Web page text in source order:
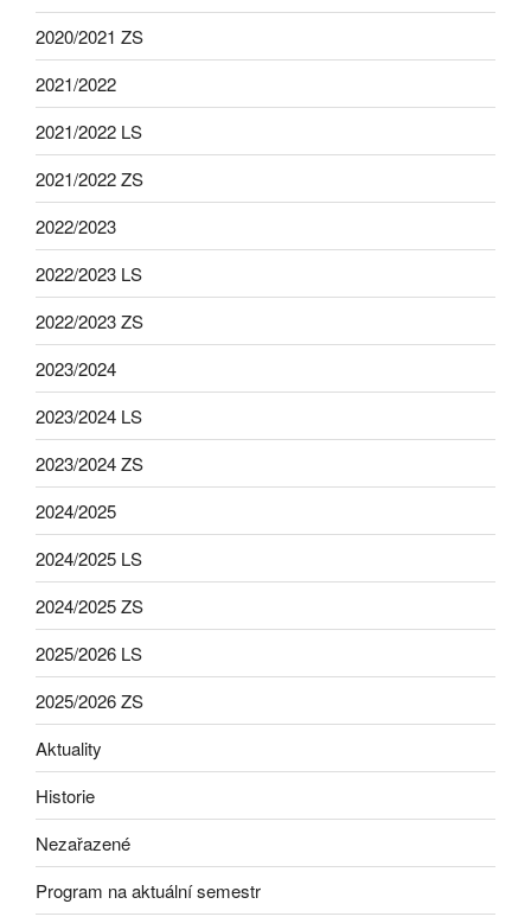
2020/2021 ZS
2021/2022
2021/2022 LS
2021/2022 ZS
2022/2023
2022/2023 LS
2022/2023 ZS
2023/2024
2023/2024 LS
2023/2024 ZS
2024/2025
2024/2025 LS
2024/2025 ZS
2025/2026 LS
2025/2026 ZS
Aktuality
Historie
Nezařazené
Program na aktuální semestr